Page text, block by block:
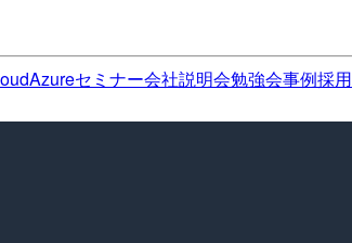
Azureセミナー会社説明会勉強会事例採用